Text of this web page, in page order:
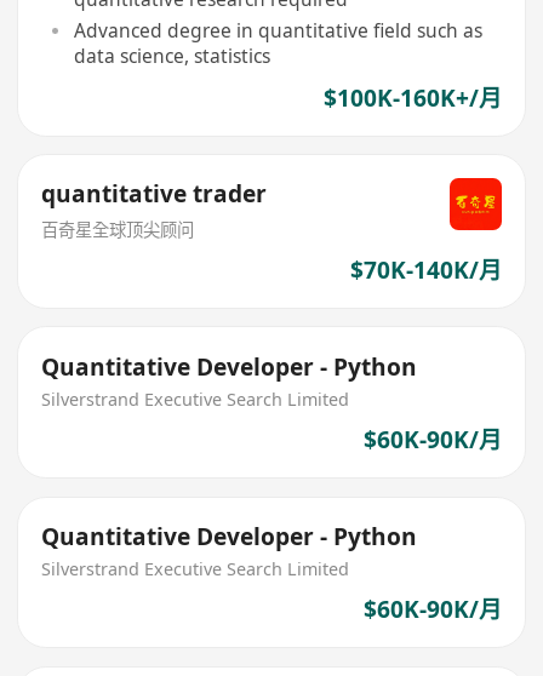
Advanced degree in quantitative field such as
data science, statistics
$100K-160K+/月
quantitative trader
百奇星全球顶尖顾问
$70K-140K/月
Quantitative Developer - Python
Silverstrand Executive Search Limited
$60K-90K/月
Quantitative Developer - Python
Silverstrand Executive Search Limited
$60K-90K/月